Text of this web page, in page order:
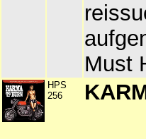
Must
HPS
256